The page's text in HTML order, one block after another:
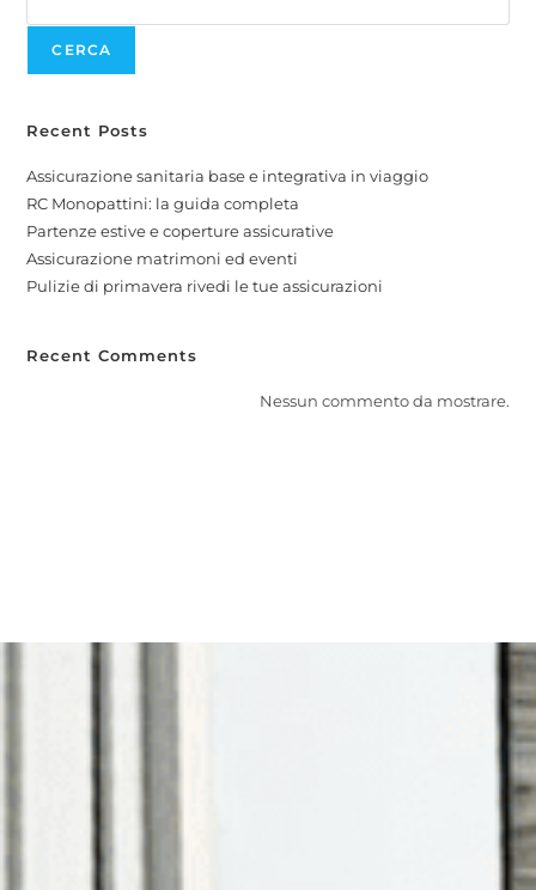
CERCA
Recent Posts
Assicurazione sanitaria base e integrativa in viaggio
RC Monopattini: la guida completa
Partenze estive e coperture assicurative
Assicurazione matrimoni ed eventi
Pulizie di primavera rivedi le tue assicurazioni
Recent Comments
Nessun commento da mostrare.